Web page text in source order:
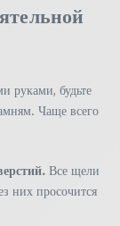
руками, будьте
Чаще всего
Все щели
них просочится